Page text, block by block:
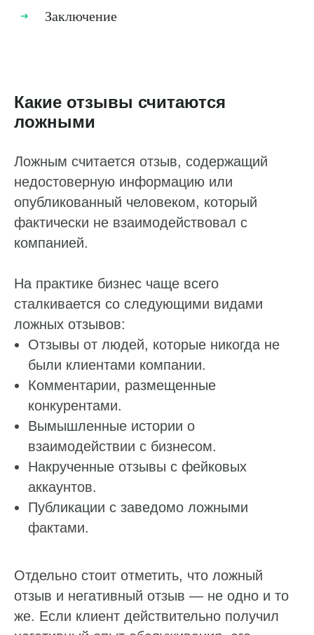
Заключение
Какие отзывы считаются
ложными
Ложным считается отзыв, содержащий
недостоверную информацию или
опубликованный человеком, который
фактически не взаимодействовал с
компанией.
На практике бизнес чаще всего
сталкивается со следующими видами
ложных отзывов:
Отзывы от людей, которые никогда не
были клиентами компании.
Комментарии, размещенные
конкурентами.
Вымышленные истории о
взаимодействии с бизнесом.
Накрученные отзывы с фейковых
аккаунтов.
Публикации с заведомо ложными
фактами.
Отдельно стоит отметить, что ложный
отзыв и негативный отзыв — не одно и то
же. Если клиент действительно получил